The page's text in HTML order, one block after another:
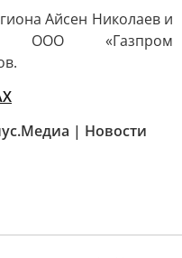
Айсен Николаев и
ООО «Газпром
| Новости